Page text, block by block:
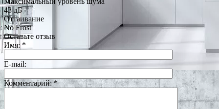
43 дБ
Оттаивание
No Frost
Оставьте отзыв
Имя: *
E-mail:
Комментарий:*